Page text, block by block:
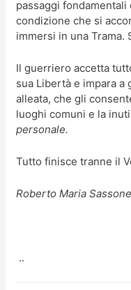
passaggi
condizione che si
immersi in una Trama.
Il guerriero accetta
sua Libertà e impara
alleata, che gli
luoghi comuni e la
personale.
Tutto finisce tranne il
Roberto Maria Sassone
..